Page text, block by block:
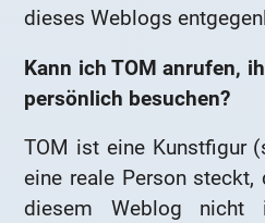
dieses Weblogs
Kann ich TOM anrufen,
persönlich besuchen?
TOM ist eine Kunstfigur
eine reale Person
diesem Weblog nicht